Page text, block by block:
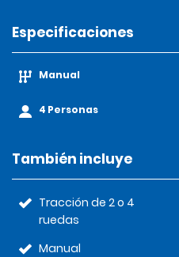
Especificaciones
Manual
4 Personas
También incluye
Tracción de 2 o 4
ruedas
Manual